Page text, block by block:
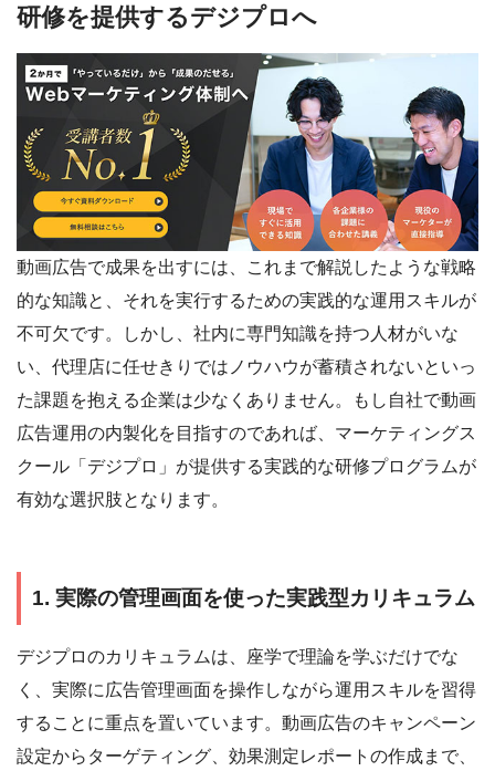
研修を提供するデジプロへ
動画広告で成果を出すには、これまで解説したような戦略
的な知識と、それを実行するための実践的な運用スキルが
不可欠です。しかし、社内に専門知識を持つ人材がいな
い、代理店に任せきりではノウハウが蓄積されないといっ
た課題を抱える企業は少なくありません。もし自社で動画
広告運用の内製化を目指すのであれば、マーケティングス
クール「デジプロ」が提供する実践的な研修プログラムが
有効な選択肢となります。
1. 実際の管理画面を使った実践型カリキュラム
デジプロのカリキュラムは、座学で理論を学ぶだけでな
く、実際に広告管理画面を操作しながら運用スキルを習得
することに重点を置いています。動画広告のキャンペーン
設定からターゲティング、効果測定レポートの作成まで、